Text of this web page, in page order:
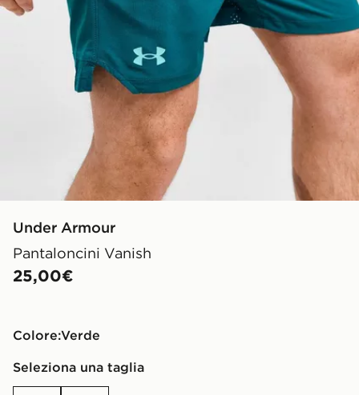
Under Armour
Pantaloncini Vanish
25,00€
Colore: verde
Seleziona una taglia